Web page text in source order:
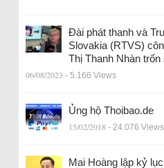
Đài phát thanh và
Slovakia (RTVS)
Thị Thanh Nhàn
06/08/2023 - 5.166 Views
Ủng hộ Thoibao.de
15/02/2018 - 24.076 Views
Mai Hoàng lập kỷ